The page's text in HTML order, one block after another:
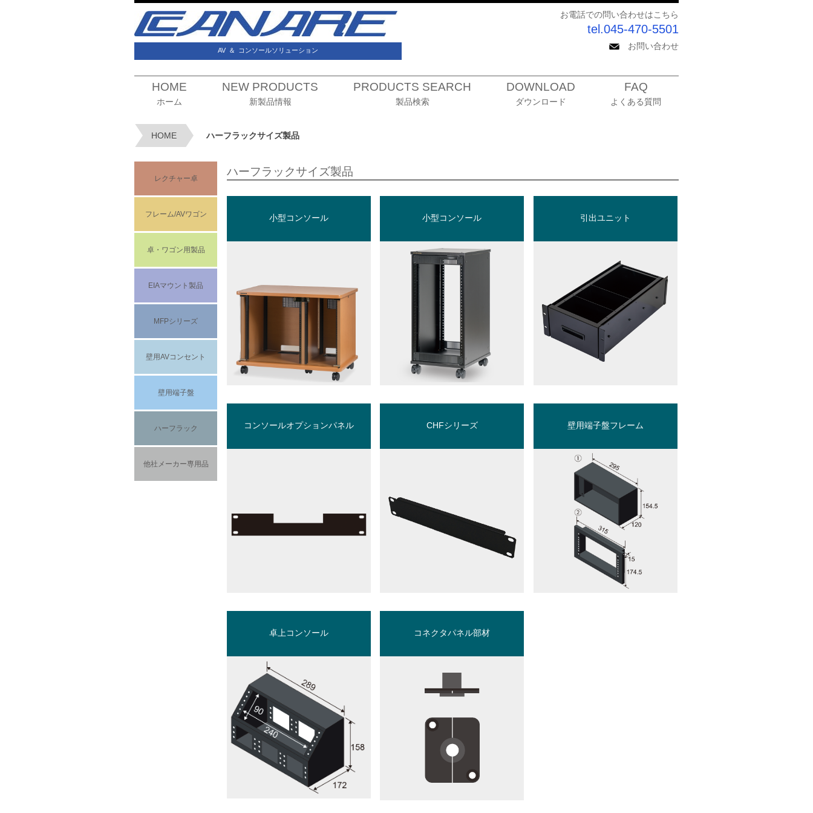
AV ＆ コンソールソリューション
お電話での問い合わせはこちら
tel.045-470-5501
お問い合わせ
HOME
ホーム
NEW PRODUCTS
新製品情報
PRODUCTS SEARCH
製品検索
DOWNLOAD
ダウンロード
FAQ
よくある質問
HOME ハーフラックサイズ製品
レクチャー卓
フレーム/AVワゴン
卓・ワゴン用製品
EIAマウント製品
MFPシリーズ
壁用AVコンセント
壁用端子盤
ハーフラック
他社メーカー専用品
ハーフラックサイズ製品
小型コンソール 小型コンソール 引出ユニット
コンソールオプションパネル CHFシリーズ 壁用端子盤フレーム
卓上コンソール コネクタパネル部材